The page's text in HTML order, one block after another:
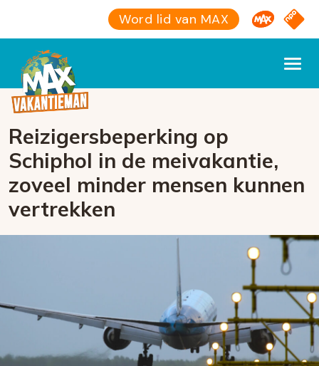
Word lid van MAX Omroep
NPO
Reizigersbeperking op
Schiphol in de meivakantie,
zoveel minder mensen kunnen
vertrekken